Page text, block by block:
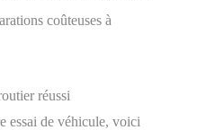
coûteuses à
réussi
essai de véhicule, voici